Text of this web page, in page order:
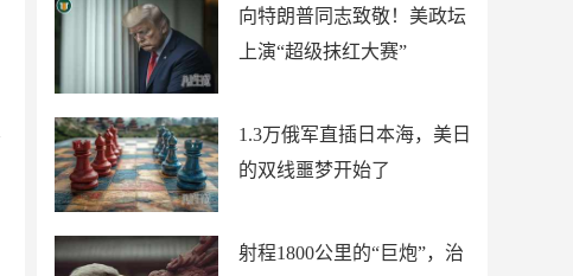
向特朗普同志致敬！美政坛
上演“超级抹红大赛”
1.3万俄军直插日本海，美日
的双线噩梦开始了
射程1800公里的“巨炮”，治